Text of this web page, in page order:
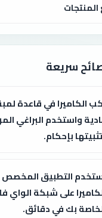
سريعة
واستخدم البراغي
بإحكام.
التطبيق المخصص
على شبكة الواي
بك في دقائق.